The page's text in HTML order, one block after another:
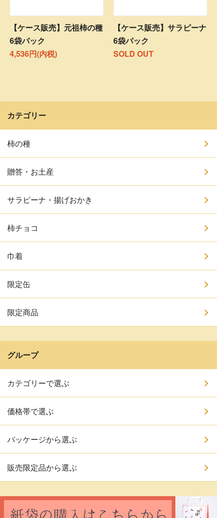
【ケース販売】元祖柿の種
6袋パック
4,536円(内税)
【ケース販売】サラピーナ
6袋パック
SOLD OUT
カテゴリー
柿の種
贈答・お土産
サラピーナ・揚げおかき
柿チョコ
巾着
限定缶
限定商品
グループ
カテゴリーで選ぶ
価格帯で選ぶ
パッケージから選ぶ
販売限定品から選ぶ